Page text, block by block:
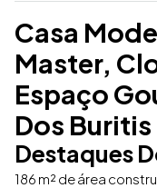
Casa
Master,
Espaço
Dos Buritis
Destaques
186 m² de área